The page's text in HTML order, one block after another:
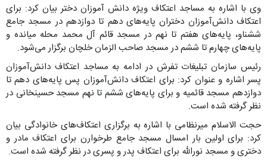
وی با اشاره به مساجد اعتکاف ویژه دانش آموزان دختر بیان کرد: برای
اعتکاف دانش‌آموزان دختران پایه‌های دهم تا دوازدهم در مسجد جامع
ششناو، پایه‌های هفتم تا نهم در مسجد قائم آل محمد محله میانده و
پایه‌های چهارم تا ششم در مسجد صاحب الزمان خلچان برگزار می‌شود.
رئیس سازمان تبلیغات تفرش در ادامه به مساجد اعتکاف دانش‌آموزان
پسر اشاره و عنوان کرد: برای اعتکاف دانش‌آموزان پس پایه‌های دهم تا
دوازدهم مسجد قائمیه و برای پایه‌های ششم تا نهم مسجد حسینخانی در
نظر گرفته شده است.
حجت الاسلام میرنظامی با اشاره به برگزاری اعتکاف‌های خانوادگی بیان
کرد: برای اولین بار امسال مسجد جامع طرخوارن برای اعتکاف مادر و
دختری و مسجد نورالله برای اعتکاف پدر و پسری در نظر گرفته شده است.